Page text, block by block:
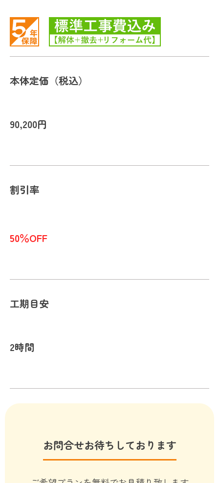
本体定価（税込）
90,200円
割引率
50％OFF
工期目安
2時間
お問合せお待ちしております